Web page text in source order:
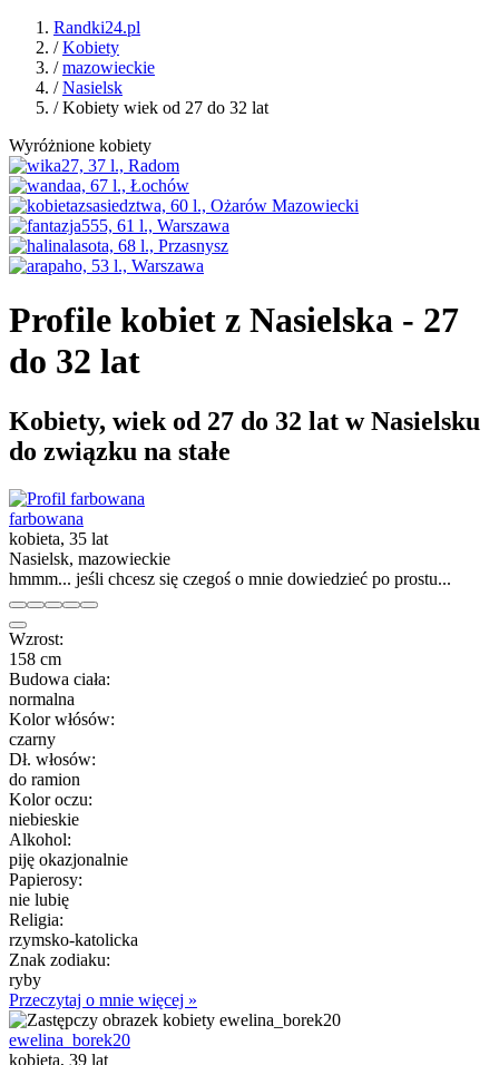
Randki24.pl
/Kobiety
/mazowieckie
/Nasielsk
/ Kobiety wiek od 27 do 32 lat
Wyróżnione kobiety
Profile kobiet z Nasielska - 27
do 32 lat
Kobiety, wiek od 27 do 32 lat w Nasielsku
do związku na stałe
farbowana
kobieta, 35 lat
Nasielsk, mazowieckie
hmmm... jeśli chcesz się czegoś o mnie dowiedzieć po prostu...
Wzrost:
158 cm
Budowa ciała:
normalna
Kolor włósów:
czarny
Dł. włosów:
do ramion
Kolor oczu:
niebieskie
Alkohol:
piję okazjonalnie
Papierosy:
nie lubię
Religia:
rzymsko-katolicka
Znak zodiaku:
ryby
Przeczytaj o mnie więcej »
ewelina_borek20
kobieta, 39 lat